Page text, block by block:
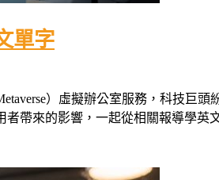
單字
）虛擬辦公室服務，科技巨
帶來的影響，一起從相關報導學英